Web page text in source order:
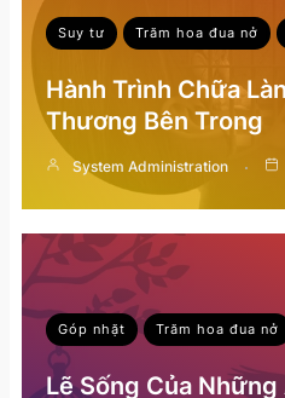
Suy tư Trăm hoa đua nở
Hành Trình Chữa
Thương Bên Trong
System Administration
Góp nhặt Trăm hoa đua nở
Lẽ Sống Của Những